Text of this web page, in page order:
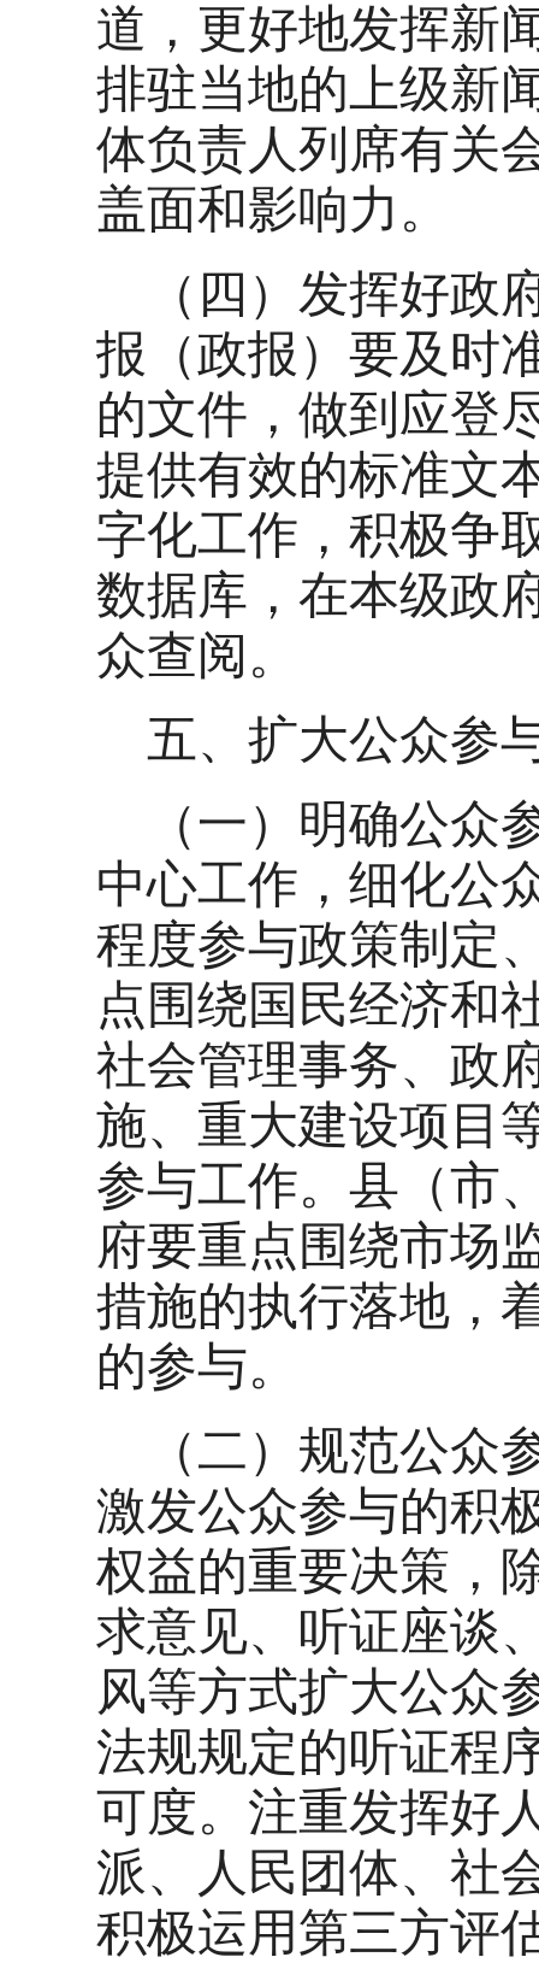
道，更好地发挥新
排驻当地的上级新
体负责人列席有关
盖面和影响力。
（四）发挥好政
报（政报）要及时
的文件，做到应登
提供有效的标准文
字化工作，积极争
数据库，在本级政
众查阅。
五、扩大公众参
（一）明确公众
中心工作，细化公
程度参与政策制定
点围绕国民经济和
社会管理事务、政
施、重大建设项目
参与工作。县（市
府要重点围绕市场
措施的执行落地，
的参与。
（二）规范公众
激发公众参与的积
权益的重要决策，
求意见、听证座谈
风等方式扩大公众
法规规定的听证程
可度。注重发挥好
派、人民团体、社
积极运用第三方评